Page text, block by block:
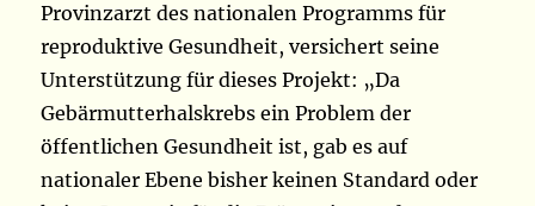
Provinzarzt des nationalen Programms für
reproduktive Gesundheit, versichert seine
Unterstützung für dieses Projekt: „Da
Gebärmutterhalskrebs ein Problem der
öffentlichen Gesundheit ist, gab es auf
nationaler Ebene bisher keinen Standard oder